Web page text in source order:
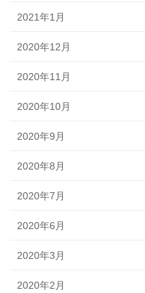
2021年1月
2020年12月
2020年11月
2020年10月
2020年9月
2020年8月
2020年7月
2020年6月
2020年3月
2020年2月